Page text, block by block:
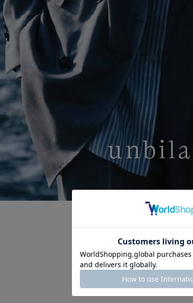
静かな確信、永
「バランス」を意
ラテン語「BILANCIA （
人生の豊かな歳月を重
カテゴリーや流行に